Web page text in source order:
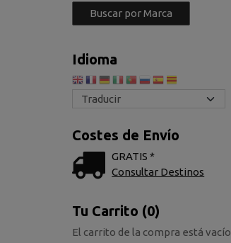
Idioma
Costes de Envío
GRATIS *
Consultar Destinos
Tu Carrito (0)
El carrito de la compra está vacío